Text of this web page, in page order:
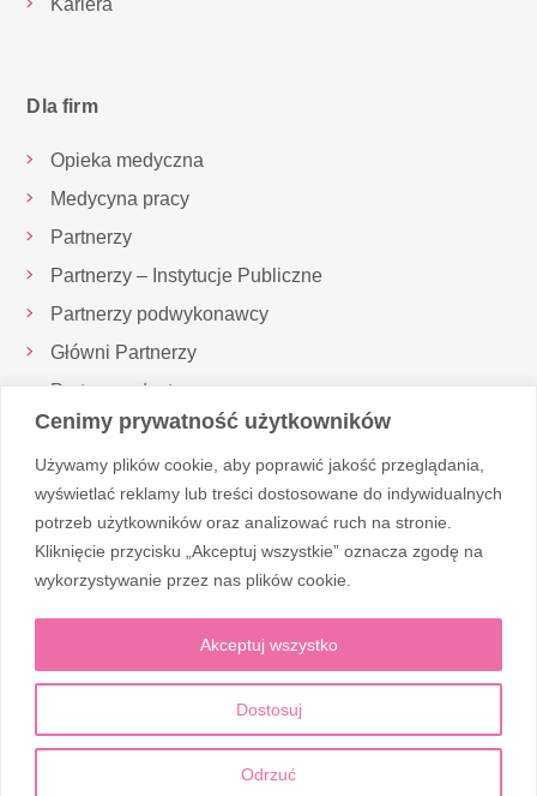
Cenimy prywatność użytkowników
Używamy plików cookie, aby poprawić jakość przeglądania,
wyświetlać reklamy lub treści dostosowane do indywidualnych
potrzeb użytkowników oraz analizować ruch na stronie.
Kliknięcie przycisku „Akceptuj wszystkie” oznacza zgodę na
wykorzystywanie przez nas plików cookie.
Dostosuj
Odrzuć
Akceptuj wszystko
Dla firm
Opieka medyczna
Medycyna pracy
Partnerzy
Partnerzy – Instytucje Publiczne
Partnerzy podwykonawcy
Główni Partnerzy
Partnerzy dostawcy
Inspektor Ochrony Danych
Realizowane projekty
© 2026 Corten Medic